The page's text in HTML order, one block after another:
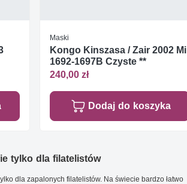
Maski
Kongo Kinszasa / Zair 2002 Mi
1692-1697B Czyste **
240,00 zł
Dodaj do koszyka
tylko dla filatelistów
dla zapalonych filatelistów. Na świecie bardzo łatwo